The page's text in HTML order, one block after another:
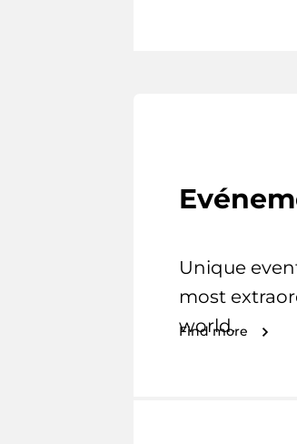
Unique
most
world.
Find more